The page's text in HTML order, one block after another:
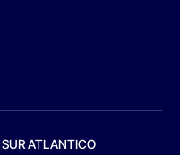
ATLANTICO